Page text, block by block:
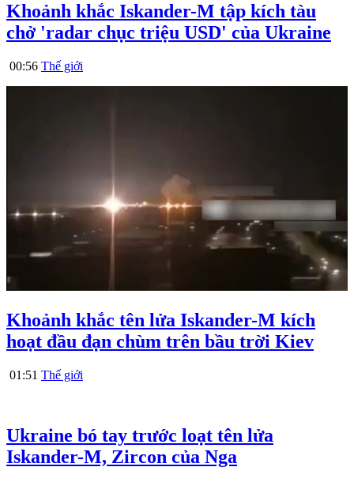
Khoảnh khắc Iskander-M tập kích tàu
chở 'radar chục triệu USD' của Ukraine
00:56 Thế giới
Khoảnh khắc tên lửa Iskander-M kích
hoạt đầu đạn chùm trên bầu trời Kiev
01:51 Thế giới
Ukraine bó tay trước loạt tên lửa
Iskander-M, Zircon của Nga